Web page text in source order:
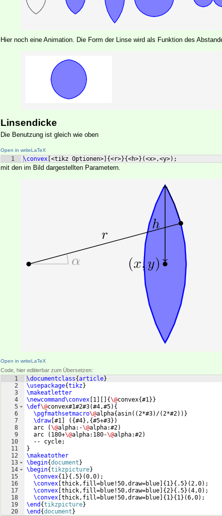
Hier noch eine Animation. Die Form der Linse wird als Funktion des
Linsendicke
Die Benutzung ist gleich wie oben
Open in writeLaTeX
1 \convex <tikz Optionen> {<r>}{<h>} (<x>,<y>) ;
mit den im Bild dargestellten Parametern.
Open in writeLaTeX
Code, hier editierbar zum Übersetzen:
1
2
3
4
5
6
7
8
9
10
11
12
13
14
15
16
17
18
19
20
\documentclass{article}
\usepackage{tikz}
\makeatletter
\newcommand\convex 1 {\@convex{#1}}
\def\@convex#1#2#3(#4,#5) {
\pgfmathsetmacro\@alpha{asin((2*#3) /(2*#2))}
\draw[ #1 ({#4} , {#5+#3})
  arc
(\@alpha:-\@alpha:#2)
  arc
( 180+\@alpha:180-\@alpha:#2)
  -- cycle;
}
\makeatother
\begin{document }
\begin{tikzpicture}
\convex{ 1}{ .5} (0,0) ;
\convex thick,fill=blue!50,draw=blue { 1}{ .5} (2,0) ;
\convex thick,fill=blue!50,draw=blue {2}{ .5} (4,0) ;
\convex thick,fill=blue!50,draw=blue { 1}{ 1} (6,0) ;
\end {tikzpicture}
\end {document }